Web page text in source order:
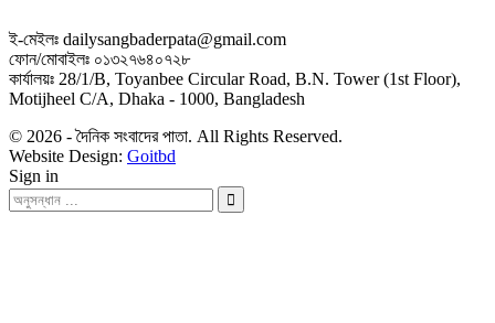
ই-মেইলঃ dailysangbaderpata@gmail.com
ফোন/মোবাইলঃ ০১৩২৭৬৪০৭২৮
কার্যালয়ঃ 28/1/B, Toyanbee Circular Road, B.N. Tower (1st Floor),
Motijheel C/A, Dhaka - 1000, Bangladesh
© 2026 - দৈনিক সংবাদের পাতা. All Rights Reserved.
Website Design: Goitbd
Sign in